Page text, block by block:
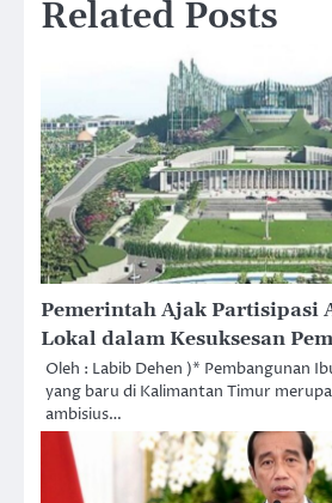
Related Posts
Pemerintah Ajak Partisipasi
Lokal dalam Kesuksesan
Oleh : Labib Dehen )* Pembangunan
yang baru di Kalimantan Timur
ambisius…